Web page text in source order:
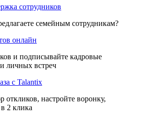
сотрудников
семейным сотрудникам?
онлайн
и подписывайте кадровые
личных встреч
с Talantix
откликов, настройте воронку,
2 клика